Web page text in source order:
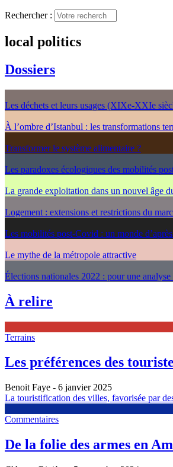
Rechercher :
local politics
Dossiers
Les déchets et leurs usages (XIXe-XXIe
À l’ombre d’Istanbul : les transformations
Transformer le système alimentaire ?
Les paradoxes écologiques des mobilités
La grande exploitation dans un nouvel âge
Logement : extensions et restrictions du
Les mobilités post-Covid : un monde
Le mythe de la métropole attractive
Élections nationales 2022 : pour une
À relire
Terrains
Les préférences des
Benoit Faye - 6 janvier 2025
La touristification des villes, favorisée par
Commentaires
De la folie des armes en